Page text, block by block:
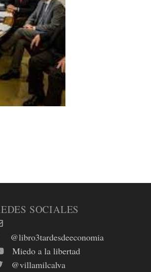
SOCIALES
@libro3tardesdeeconomia
Miedo a la libertad
@villamilcalva